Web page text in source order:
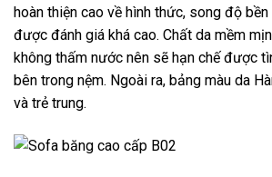
hoàn thiện cao về hình thức, song độ
được đánh giá khá cao. Chất da mềm
không thấm nước nên sẽ hạn chế được
bên trong nệm. Ngoài ra, bảng màu da
và trẻ trung.